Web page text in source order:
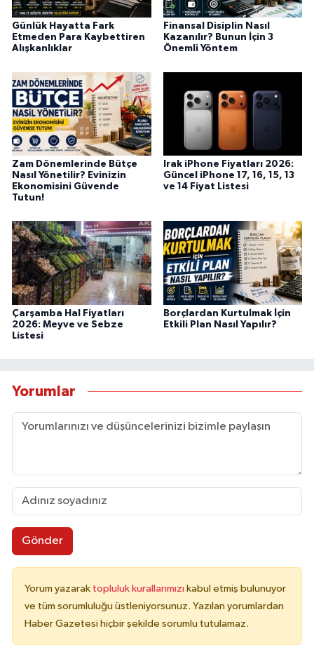
Günlük Hayatta Fark
Etmeden Para Kaybettiren
Alışkanlıklar
Finansal Disiplin Nasıl
Kazanılır? Bunun İçin 3
Önemli Yöntem
Zam Dönemlerinde Bütçe
Nasıl Yönetilir? Evinizin
Ekonomisini Güvende
Tutun!
Irak iPhone Fiyatları 2026:
Güncel iPhone 17, 16, 15, 13
ve 14 Fiyat Listesi
Çarşamba Hal Fiyatları
2026: Meyve ve Sebze
Listesi
Borçlardan Kurtulmak İçin
Etkili Plan Nasıl Yapılır?
Yorumlar
Gönder
Yorum yazarak topluluk kurallarımızı kabul etmiş bulunuyor
ve tüm sorumluluğu üstleniyorsunuz. Yazılan yorumlardan
Haber Gazetesi hiçbir şekilde sorumlu tutulamaz.